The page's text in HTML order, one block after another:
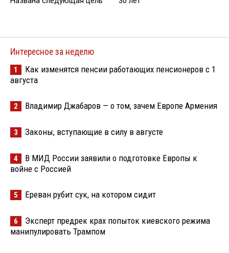
Интересное за неделю
1
Как изменятся пенсии работающих пенсионеров с 1
августа
2 Владимир Джабаров — о том, зачем Европе Армения
3 Законы, вступающие в силу в августе
4
В МИД России заявили о подготовке Европы к
войне с Россией
5 Ереван рубит сук, на котором сидит
6
Эксперт предрек крах попыток киевского режима
манипулировать Трампом